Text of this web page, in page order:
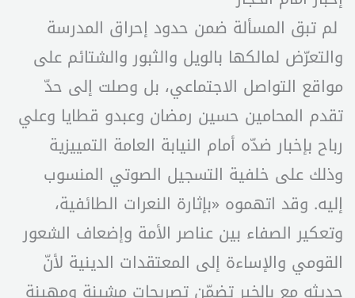
لم تبق المسألة ضمن حدود إحراق المدرسة
والتعرّض لمالكها بالويل والثبور والشتائم على
مواقع التواصل الاجتماعي، بل وصلت إلى حدّ
تقدم المحامين حسين رمضان وعبدو قطايا وعلي
رباح بإخبار ضدّه أمام النيابة العامة التمييزية
وذلك على خلفية التسجيل الصوتي المنسوب
إليه. وقد اتهموه «بإثارة النعرات الطائفية،
وتعكير الصفاء بين عناصر الأمة وإضعاف الشعور
القومي والإساءة إلى المعتقدات الدينية لأنّ
حديثه مع بالخير تضمّن تصريحات مشينة ومهينة